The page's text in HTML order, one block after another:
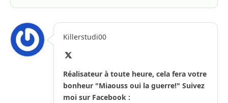
Killerstudi00
Réalisateur à toute heure, cela fera votre
bonheur "Miaouss oui la guerre!" Suivez
moi sur Facebook :